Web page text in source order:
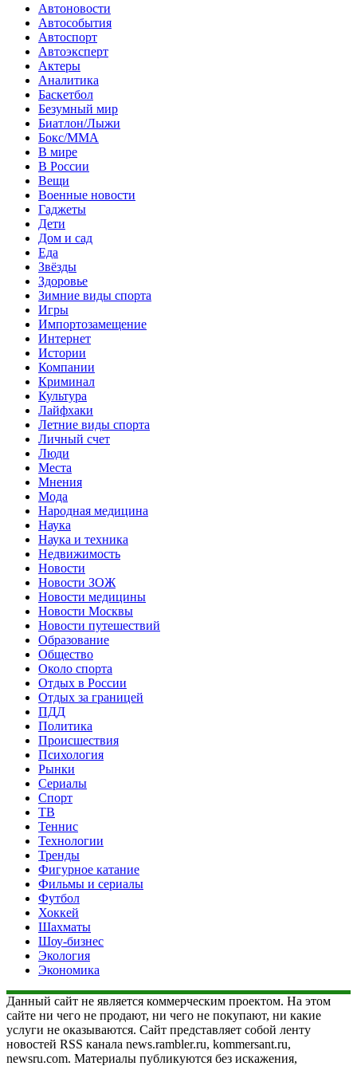
Автоновости
Автособытия
Автоспорт
Автоэксперт
Актеры
Аналитика
Баскетбол
Безумный мир
Биатлон/Лыжи
Бокс/MMA
В мире
В России
Вещи
Военные новости
Гаджеты
Дети
Дом и сад
Еда
Звёзды
Здоровье
Зимние виды спорта
Игры
Импортозамещение
Интернет
Истории
Компании
Криминал
Культура
Лайфхаки
Летние виды спорта
Личный счет
Люди
Места
Мнения
Мода
Народная медицина
Наука
Наука и техника
Недвижимость
Новости
Новости ЗОЖ
Новости медицины
Новости Москвы
Новости путешествий
Образование
Общество
Около спорта
Отдых в России
Отдых за границей
ПДД
Политика
Происшествия
Психология
Рынки
Сериалы
Спорт
ТВ
Теннис
Технологии
Тренды
Фигурное катание
Фильмы и сериалы
Футбол
Хоккей
Шахматы
Шоу-бизнес
Экология
Экономика
Данный сайт не является коммерческим проектом. На этом
сайте ни чего не продают, ни чего не покупают, ни какие
услуги не оказываются. Сайт представляет собой ленту
новостей RSS канала news.rambler.ru, kommersant.ru,
newsru.com. Материалы публикуются без искажения,